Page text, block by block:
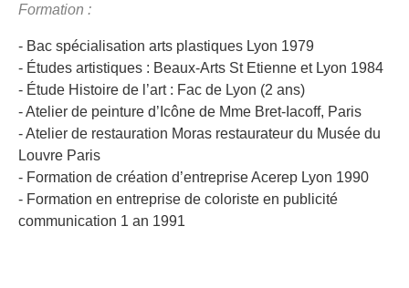
Formation :
- Bac spécialisation arts plastiques Lyon 1979
- Études artistiques : Beaux-Arts St Etienne et Lyon 1984
- Étude Histoire de l’art : Fac de Lyon (2 ans)
- Atelier de peinture d’Icône de Mme Bret-Iacoff, Paris
- Atelier de restauration Moras restaurateur du Musée du
Louvre Paris
- Formation de création d’entreprise Acerep Lyon 1990
- Formation en entreprise de coloriste en publicité
communication 1 an 1991